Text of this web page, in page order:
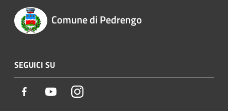
Comune di Pedrengo
SEGUICI SU
Facebook YoutubeInstagram